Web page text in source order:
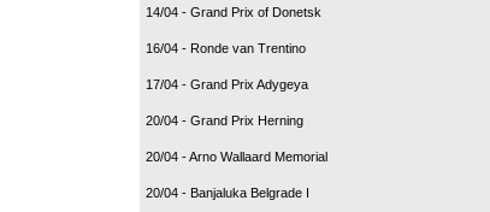
14/04 - Grand Prix of Donetsk
16/04 - Ronde van Trentino
17/04 - Grand Prix Adygeya
20/04 - Grand Prix Herning
20/04 - Arno Wallaard Memorial
20/04 - Banjaluka Belgrade I